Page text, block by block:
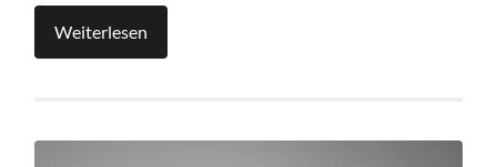
Weiterlesen